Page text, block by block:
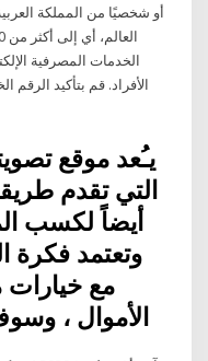
أو شخصيًا من المملكة
الخدمات المصرفية
الأفراد. قم بتأكيد
يـُعد موقع
التي تقدم
أيضاً لكسب
وتعتمد فكرة
مع خيارات
الأموال ،